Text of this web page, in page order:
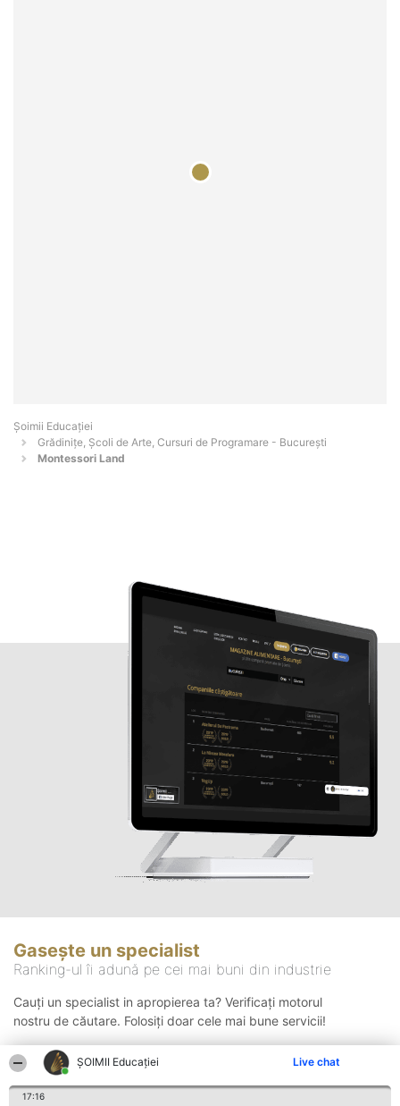
ȘOIMII Educației Live chat
17:16
Șoimii Educației
Grădinițe, Școli de Arte, Cursuri de Programare - Bucureşti
Montessori Land
Gasește un specialist
Ranking-ul îi adună pe cei mai buni din industrie
Cauți un specialist in apropierea ta? Verificați motorul
nostru de căutare. Folosiți doar cele mai bune servicii!